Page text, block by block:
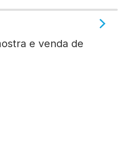
e venda de